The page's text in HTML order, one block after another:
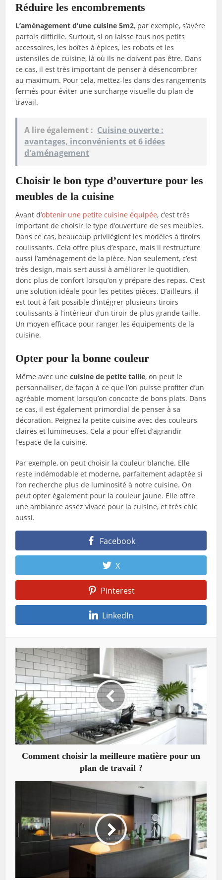
Réduire les encombrements
L’aménagement d’une cuisine 5m2, par exemple, s’avère
parfois difficile. Surtout, si on laisse tous nos petits
accessoires, les boîtes à épices, les robots et les
ustensiles de cuisine, là où ils ne doivent pas être. Dans
ce cas, il est très important de penser à désencombrer
au maximum. Pour cela, mettez-les dans des rangements
fermés pour éviter une surcharge visuelle du plan de
travail.
A lire également : Cuisine ouverte :
avantages, inconvénients et 6 idées
d'aménagement
Choisir le bon type d’ouverture pour les
meubles de la cuisine
Avant d’obtenir une petite cuisine équipée, c’est très
important de choisir le type d’ouverture de ses meubles.
Dans ce cas, beaucoup privilégient les modèles à tiroirs
coulissants. Cela offre plus d’espace, mais il restructure
aussi l’aménagement de la pièce. Non seulement, c’est
très design, mais sert aussi à améliorer le quotidien,
donc plus de confort lorsqu’on y prépare des repas. C’est
une solution idéale pour les petites pièces. D’ailleurs, il
est tout à fait possible d’intégrer plusieurs tiroirs
coulissants à l’intérieur d’un tiroir de plus grande taille.
Un moyen efficace pour ranger les équipements de la
cuisine.
Opter pour la bonne couleur
Même avec unecuisine de petite taille, on peut le
personnaliser, de façon à ce que l’on puisse profiter d’un
agréable moment lorsqu’on concocte de bons plats. Dans
ce cas, il est également primordial de penser à sa
décoration. Peignez la petite cuisine avec des couleurs
claires et lumineuses. Cela a pour effet d’agrandir
l’espace de la cuisine.
Par exemple, on peut choisir la couleur blanche. Elle
reste indémodable et moderne, parfaitement adaptée si
l’on recherche plus de luminosité à notre cuisine. On
peut opter également pour la couleur jaune. Elle offre
une ambiance assez vivace pour la cuisine, et très chic
aussi.
Facebook
X
Pinterest
LinkedIn
Comment choisir la meilleure matière pour un
plan de travail ?